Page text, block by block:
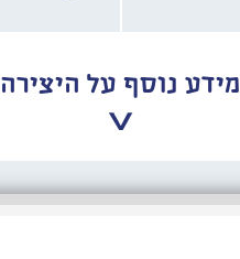
מידע נוסף על היצירה